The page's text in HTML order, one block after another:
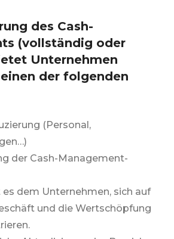
des Cash-
(vollständig oder
Unternehmen
der folgenden
(Personal,
der Cash-Management-
dem Unternehmen, sich auf
und die Wertschöpfung